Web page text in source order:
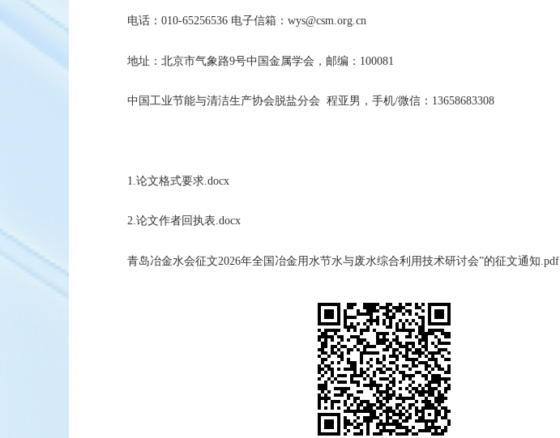
电话：010-65256536 电子信箱：wys@csm.org.cn
地址：北京市气象路9号中国金属学会，邮编：100081
中国工业节能与清洁生产协会脱盐分会 程亚男，手机/微信：13658683308
1.论文格式要求.docx
2.论文作者回执表.docx
青岛冶金水会征文2026年全国冶金用水节水与废水综合利用技术研讨会”的征文通知.pdf